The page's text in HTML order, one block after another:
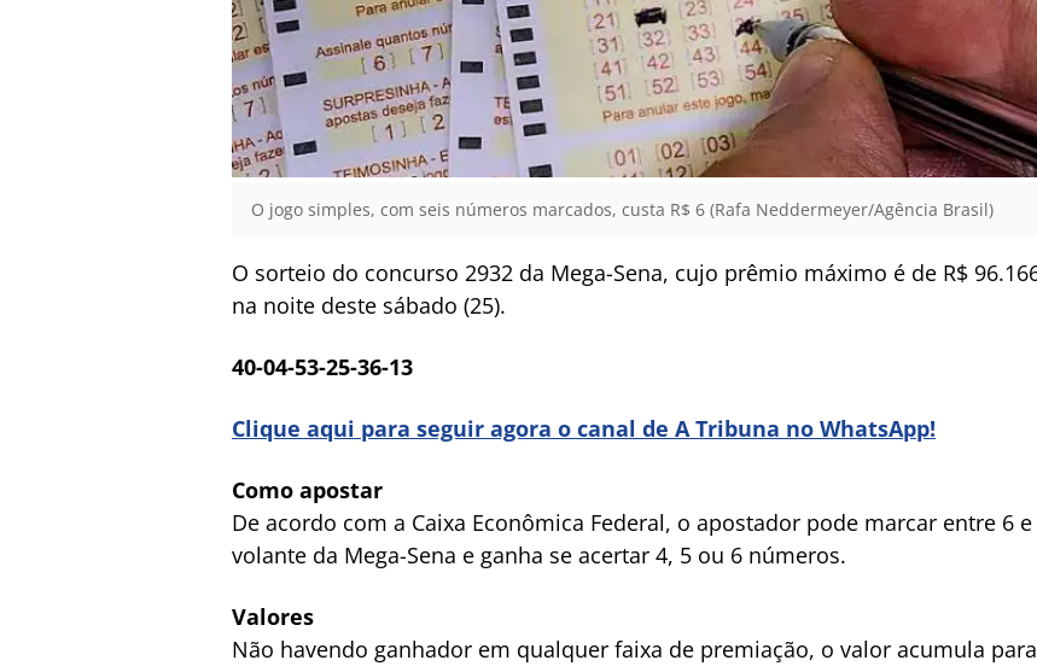
O jogo simples, com seis números marcados, custa R$ 6 (Rafa Neddermeyer/Agência Brasil)
O sorteio do concurso 2932 da Mega-Sena, cujo prêmio máximo é de R$
na noite deste sábado (25).
40-04-53-25-36-13
Clique aqui para seguir agora o canal de A Tribuna no WhatsApp!
Como apostar
De acordo com a Caixa Econômica Federal, o apostador pode marcar entre 6
volante da Mega-Sena e ganha se acertar 4, 5 ou 6 números.
Valores
Não havendo ganhador em qualquer faixa de premiação, o valor acumula